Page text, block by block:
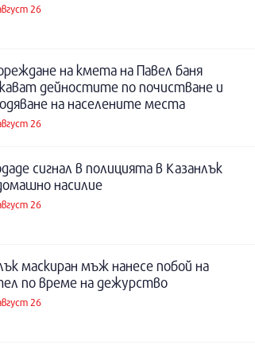
26
на кмета на Павел баня
дейностите по почистване и
на населените места
26
сигнал в полицията в Казанлък
насилие
26
маскиран мъж нанесе побой на
по време на дежурство
26